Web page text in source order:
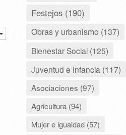
Festejos (190)
Obras y urbanismo (137)
Bienestar Social (125)
Juventud e Infancia (117)
Asociaciones (97)
Agricultura (94)
Mujer e igualdad (57)